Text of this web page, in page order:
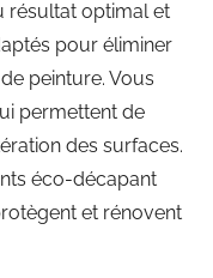
résultat optimal et
pour éliminer
peinture. Vous
permettent de
des surfaces.
éco-décapant
et rénovent